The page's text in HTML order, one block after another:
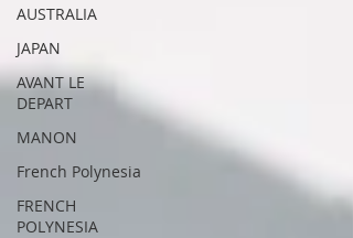
AUSTRALIA
JAPAN
AVANT LE
DEPART
MANON
French Polynesia
FRENCH
POLYNESIA